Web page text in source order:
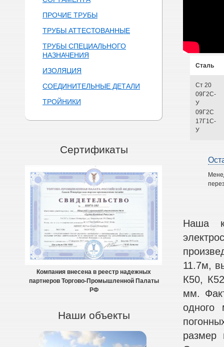
ПРОЧИЕ ТРУБЫ
ТРУБЫ АТТЕСТОВАННЫЕ
ТРУБЫ СПЕЦИАЛЬНОГО
НАЗНАЧЕНИЯ
ИЗОЛЯЦИЯ
СОЕДИНИТЕЛЬНЫЕ ДЕТАЛИ
ТРОЙНИКИ
Сертификаты
Компания внесена в реестр надежных
партнеров Торгово-Промышленной Палаты
РФ
Наши объекты
Сталь
Ст 20
09Г2С-
У
09Г2С
17Г1С-
У
Наша
11.7м,
К50,
мм.
одного
размер